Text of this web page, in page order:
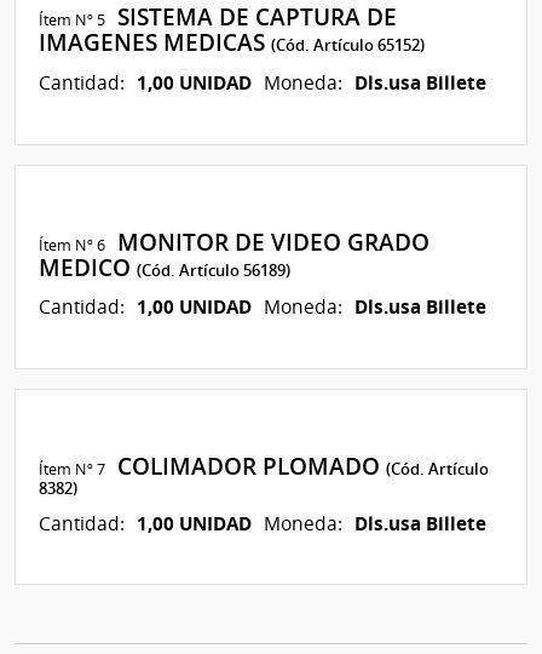
Ítem Nº 5
SISTEMA DE CAPTURA DE
IMAGENES MEDICAS(Cód. Artículo 65152)
Cantidad: 1,00 UNIDAD Moneda: Dls.usa Billete
Ítem Nº 6
MONITOR DE VIDEO GRADO
MEDICO(Cód. Artículo 56189)
Cantidad: 1,00 UNIDAD Moneda: Dls.usa Billete
Ítem Nº 7 COLIMADOR PLOMADO(Cód. Artículo
8382)
Cantidad: 1,00 UNIDAD Moneda: Dls.usa Billete